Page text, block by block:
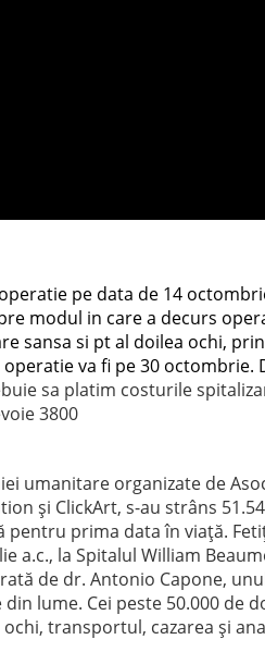
pe data de 14
modul in care a decurs
sansa si pt al doilea ochi,
va fi pe 30 octombrie.
sa platim costurile
3800
umanitare organizate de
și ClickArt, s-au strâns
pentru prima data în viață.
a.c., la Spitalul William
de dr. Antonio Capone,
lume. Cei peste 50.000 de
transportul, cazarea și